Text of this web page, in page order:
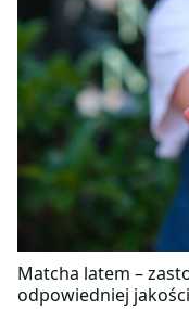
Matcha latem –
odpowiedniej jakości